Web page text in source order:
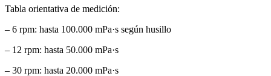
Tabla orientativa de medición:
– 6 rpm: hasta 100.000 mPa·s según husillo
– 12 rpm: hasta 50.000 mPa·s
– 30 rpm: hasta 20.000 mPa·s